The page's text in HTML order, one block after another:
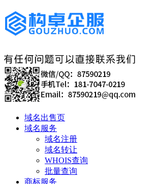
域名出售页
域名服务
域名注册
域名转让
WHOIS查询
批量查询
商标服务